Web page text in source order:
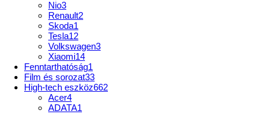
Nio3
Renault2
Skoda1
Tesla12
Volkswagen3
Xiaomi14
Fenntarthatóság1
Film és sorozat33
High-tech eszköz662
Acer4
ADATA1